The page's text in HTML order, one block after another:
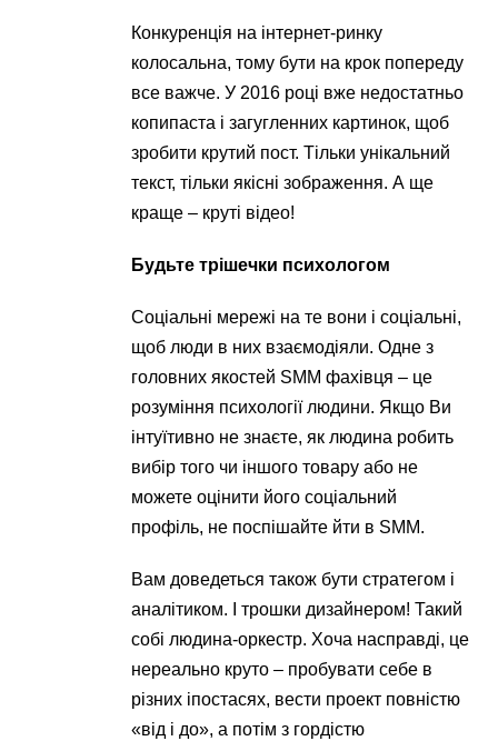
Конкуренція на інтернет-ринку
колосальна, тому бути на крок попереду
все важче. У 2016 році вже недостатньо
копипаста і загугленних картинок, щоб
зробити крутий пост. Тільки унікальний
текст, тільки якісні зображення. А ще
краще – круті відео!
Будьте трішечки психологом
Соціальні мережі на те вони і соціальні,
щоб люди в них взаємодіяли. Одне з
головних якостей SMM фахівця – це
розуміння психології людини. Якщо Ви
інтуїтивно не знаєте, як людина робить
вибір того чи іншого товару або не
можете оцінити його соціальний
профіль, не поспішайте йти в SMM.
Вам доведеться також бути стратегом і
аналітиком. І трошки дизайнером! Такий
собі людина-оркестр. Хоча насправді, це
нереально круто – пробувати себе в
різних іпостасях, вести проект повністю
«від і до», а потім з гордістю